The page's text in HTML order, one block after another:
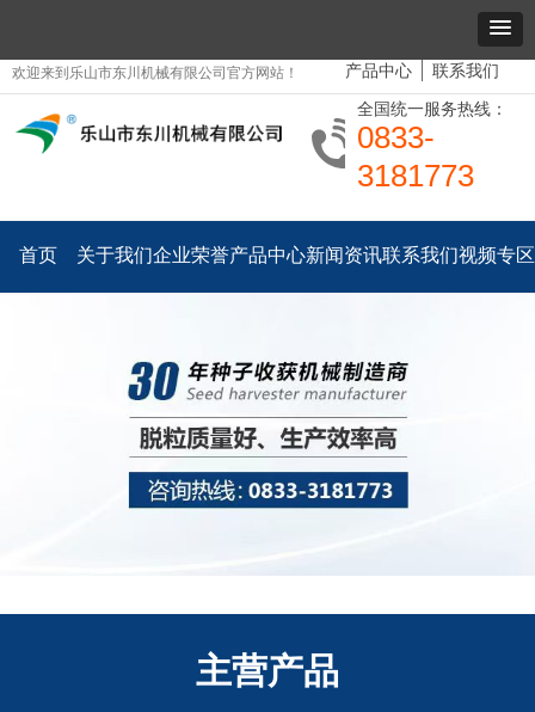
欢迎来到乐山市东川机械有限公司官方网站！ 产品中心 联系我们
全国统一服务热线：
0833-
3181773
首页 关于我们企业荣誉产品中心新闻资讯联系我们视频专区
主营产品